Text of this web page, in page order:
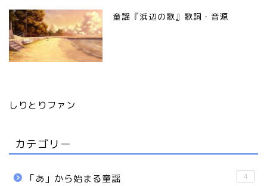
童謡『浜辺の歌』歌詞・音源
しりとりファン
カテゴリー
「あ」から始まる童謡 4